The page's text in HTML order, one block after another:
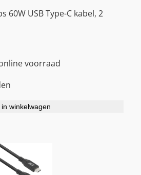
60W USB Type-C kabel, 2
voorraad
in winkelwagen